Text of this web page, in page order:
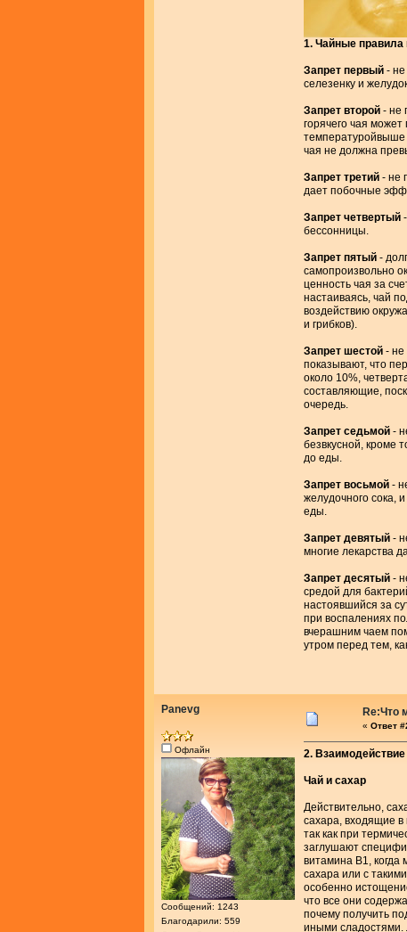
1. Чайные правила
Запрет первый - не
селезенку и
Запрет второй - не
горячего чая
температуройвыше
чая не должна
Запрет третий - не
дает побочные
Запрет четвертый
бессонницы.
Запрет пятый -
самопроизвольно
ценность чая за
настаиваясь, чай
воздействию
и грибков).
Запрет шестой - не
показывают, что
около 10%,
составляющие,
очередь.
Запрет седьмой -
безвкусной, кроме
до еды.
Запрет восьмой -
желудочного сока,
еды.
Запрет девятый -
многие лекарства
Запрет десятый -
средой для
настоявшийся за
при воспалениях
вчерашним чаем
утром перед тем,
Panevg
Офлайн
Сообщений: 1243
Благодарили: 559
Re:Что
« Ответ
2. Взаимодействие
Чай и сахар
Действительно,
сахара, входящие в
так как при
заглушают
витамина В1, когда
сахара или с
особенно
что все они
почему получить
иными сладостями.